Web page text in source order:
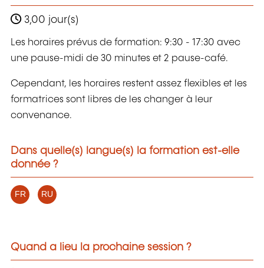
3,00 jour(s)
Les horaires prévus de formation: 9:30 - 17:30 avec
une pause-midi de 30 minutes et 2 pause-café.
Cependant, les horaires restent assez flexibles et les
formatrices sont libres de les changer à leur
convenance.
Dans quelle(s) langue(s) la formation est-elle
donnée ?
FR RU
Quand a lieu la prochaine session ?